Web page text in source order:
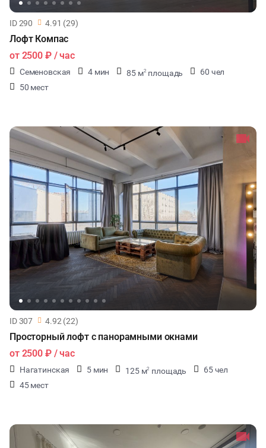
ID 290 4.91 (29)
Лофт Компас
от 2500 ₽/ час
Семеновская 4 мин 85 м2 площадь
60 чел
50 мест
ID 307 4.92 (22)
Просторный лофт с панорамными окнами
от 2500 ₽/ час
Нагатинская 5 мин 125 м2 площадь
65 чел
45 мест